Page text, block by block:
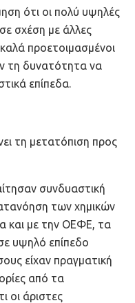
ότι οι πολύ υψηλές
σχέση με άλλες
προετοιμασμένοι
τη δυνατότητα να
επίπεδα.
τη μετατόπιση προς
συνδυαστική
των χημικών
και με την ΟΕΦΕ, τα
υψηλό επίπεδο
είχαν πραγματική
από τα
οι άριστες